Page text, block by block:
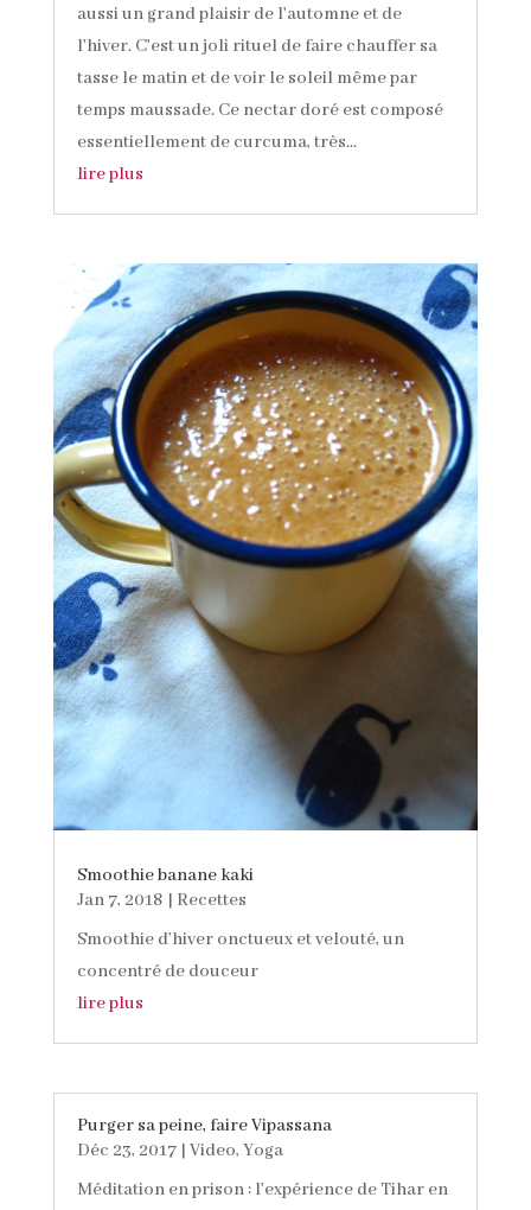
aussi un grand plaisir de l'automne et de
l'hiver. C'est un joli rituel de faire chauffer sa
tasse le matin et de voir le soleil même par
temps maussade. Ce nectar doré est composé
essentiellement de curcuma, très...
lire plus
Smoothie banane kaki
Jan 7, 2018 | Recettes
Smoothie d’hiver onctueux et velouté, un
concentré de douceur
lire plus
Purger sa peine, faire Vipassana
Déc 23, 2017| Video, Yoga
Méditation en prison : l'expérience de Tihar en